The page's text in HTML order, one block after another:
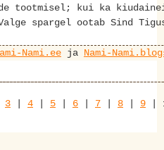
tootmisel; kui ka
spargel ootab Sind
Nami.ee ja Nami-
3 4 5 6 7 8 9